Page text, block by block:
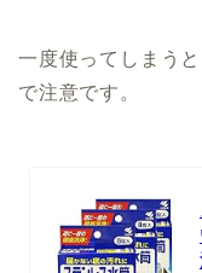
一度使ってしまう
で注意です。